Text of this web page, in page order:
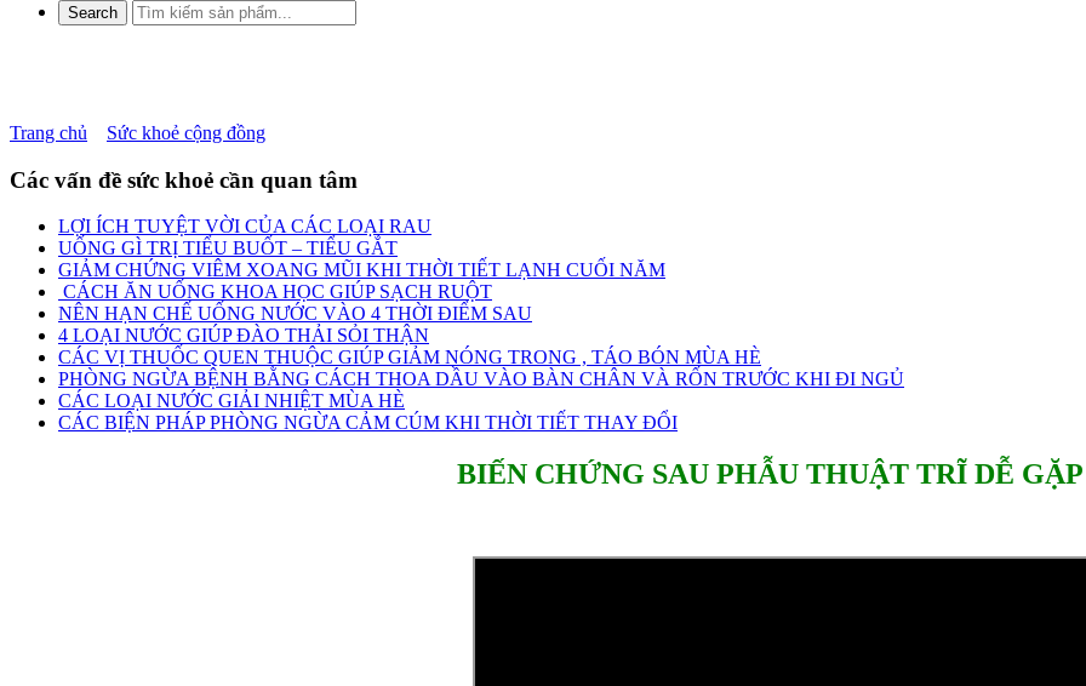
Trang chủ Sức khoẻ cộng đồng
Các vấn đề sức khoẻ cần quan tâm
LỢI ÍCH TUYỆT VỜI CỦA CÁC LOẠI RAU
UỐNG GÌ TRỊ TIỂU BUỐT – TIỂU GẮT
GIẢM CHỨNG VIÊM XOANG MŨI KHI THỜI TIẾT LẠNH CUỐI NĂM
CÁCH ĂN UỐNG KHOA HỌC GIÚP SẠCH RUỘT
NÊN HẠN CHẾ UỐNG NƯỚC VÀO 4 THỜI ĐIỂM SAU
4 LOẠI NƯỚC GIÚP ĐÀO THẢI SỎI THẬN
CÁC VỊ THUỐC QUEN THUỘC GIÚP GIẢM NÓNG TRONG , TÁO BÓN MÙA HÈ
PHÒNG NGỪA BỆNH BẰNG CÁCH THOA DẦU VÀO BÀN CHÂN VÀ RỐN TRƯỚC KHI ĐI NGỦ
CÁC LOẠI NƯỚC GIẢI NHIỆT MÙA HÈ
CÁC BIỆN PHÁP PHÒNG NGỪA CẢM CÚM KHI THỜI TIẾT THAY ĐỔI
BIẾN CHỨNG SAU PHẪU THUẬT TRĨ DỄ